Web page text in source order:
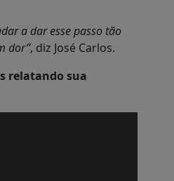
a dar esse passo tão
dor”, diz José Carlos.
relatando sua